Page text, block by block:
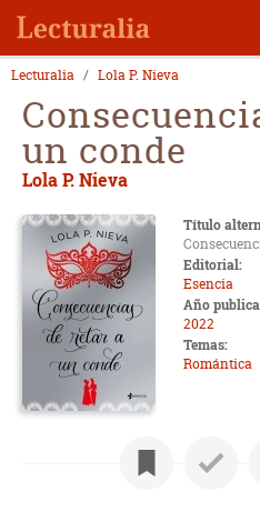
Lecturalia Lola P. Nieva
un conde
Lola P. Nieva
Título
Editorial:
Esencia
Año
2022
Temas:
Romántica